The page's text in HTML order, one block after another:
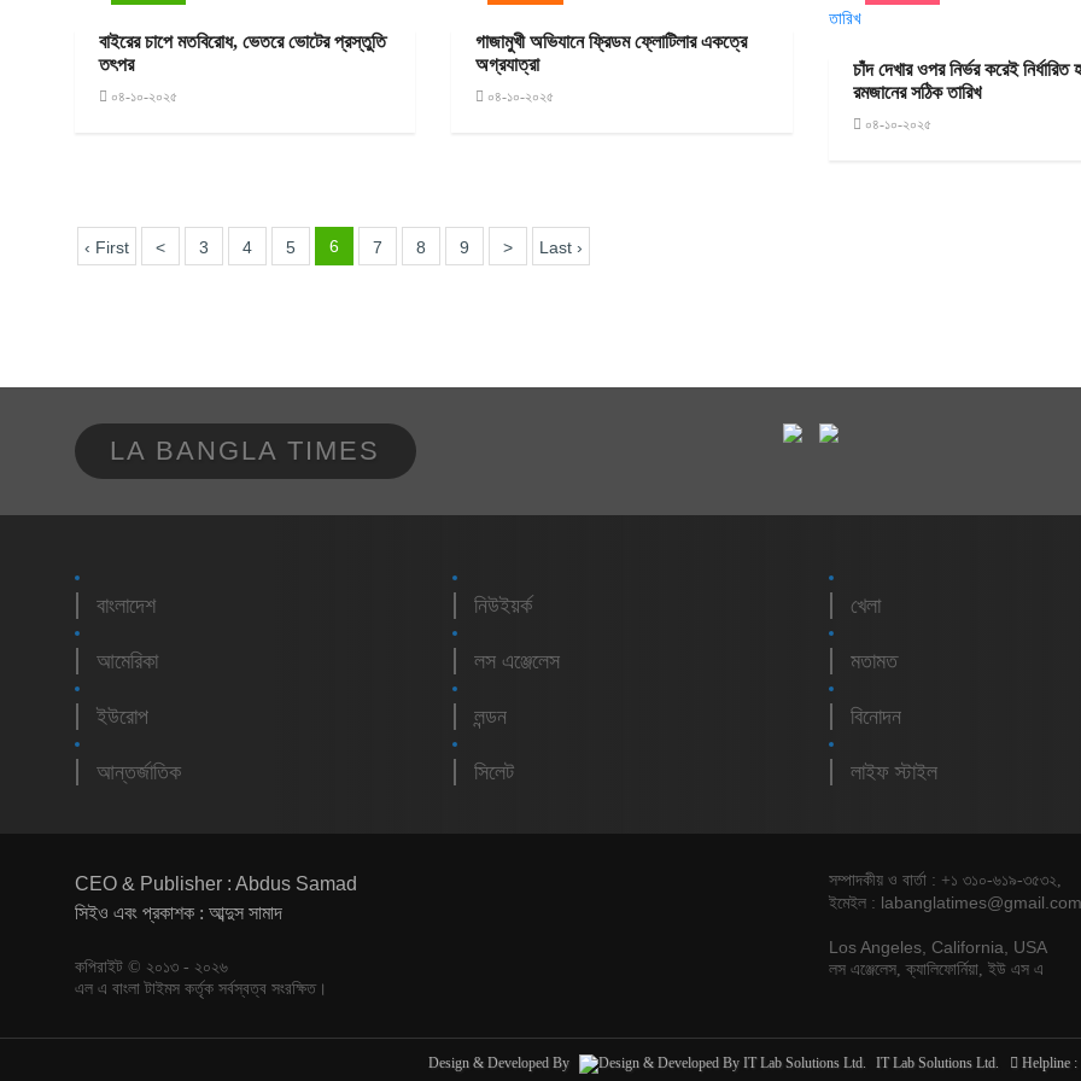
বাইরের চাপে মতবিরোধ, ভেতরে ভোটের প্রস্তুতি
তৎপর
০৪-১০-২০২৫
গাজামুখী অভিযানে ফ্রিডম ফ্লোটিলার একত্রে
অগ্রযাত্রা
০৪-১০-২০২৫
চাঁদ দেখার ওপর নির্ভর করেই নির্ধারিত
রমজানের সঠিক তারিখ
০৪-১০-২০২৫
‹ First < 3 4 5 6 7 8 9 > Last ›
LA BANGLA TIMES
বাংলাদেশ
আমেরিকা
ইউরোপ
আন্তর্জাতিক
নিউইয়র্ক
লস এঞ্জেলেস
লন্ডন
সিলেট
খেলা
মতামত
বিনোদন
লাইফ স্টাইল
CEO & Publisher : Abdus Samad
সিইও এবং প্রকাশক : আব্দুস সামাদ
কপিরাইট © ২০১৩ - ২০২৬
এল এ বাংলা টাইমস কর্তৃক সর্বস্বত্ব সংরক্ষিত।
সম্পাদকীয় ও বার্তা : +১ ৩১০-৬১৯-৩৫৩২,
ইমেইল : labanglatimes@gmail.com
Los Angeles, California, USA
লস এঞ্জেলেস, ক্যালিফোর্নিয়া, ইউ এস এ
Design & Developed By IT Lab Solutions Ltd. Helpline :